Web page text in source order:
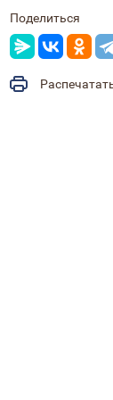
Поделиться